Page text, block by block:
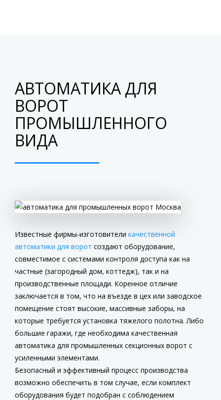
АВТОМАТИКА ДЛЯ
ВОРОТ
ПРОМЫШЛЕННОГО
ВИДА
Известные фирмы-изготовители качественной
автоматики для ворот создают оборудование,
совместимое с системами контроля доступа как на
частные (загородный дом, коттедж), так и на
производственные площади. Коренное отличие
заключается в том, что на въезде в цех или заводское
помещение стоят высокие, массивные заборы, на
которые требуется установка тяжелого полотна. Либо
большие гаражи, где необходима качественная
автоматика для промышленных секционных ворот с
усиленными элементами.
Безопасный и эффективный процесс производства
возможно обеспечить в том случае, если комплект
оборудования будет подобран с соблюдением